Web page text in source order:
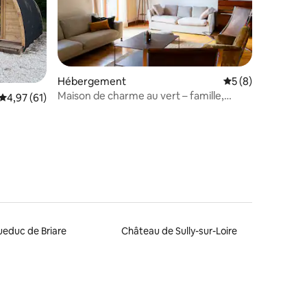
: 5 sur 5
moyenne sur la base de 61 commentaires : 4,97 sur 5
4,97 (61)
Hébergement Évaluation
5 (8)
Maison de charme au vert – famille,
de Briare Château de Sully-sur-Loire